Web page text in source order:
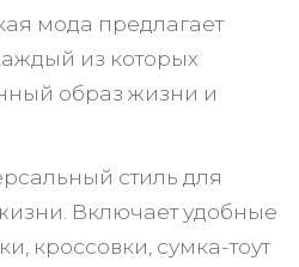
мода предлагает
из которых
образ жизни и
стиль для
Включает удобные
кроссовки, сумка-тоут